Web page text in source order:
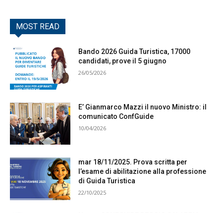
MOST READ
Bando 2026 Guida Turistica, 17000
candidati, prove il 5 giugno
26/05/2026
E’ Gianmarco Mazzi il nuovo Ministro: il
comunicato ConfGuide
10/04/2026
mar 18/11/2025. Prova scritta per
l’esame di abilitazione alla professione
di Guida Turistica
22/10/2025